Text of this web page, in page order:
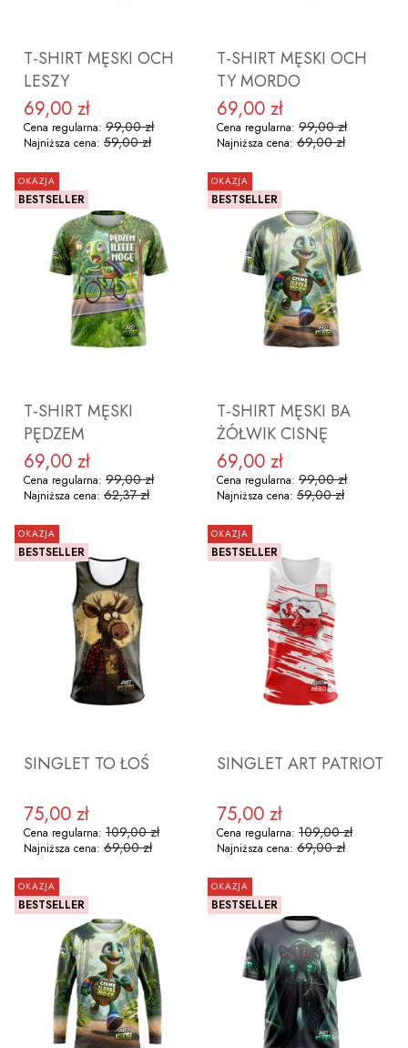
T-SHIRT MĘSKI OCH
LESZY
Cena promocyjna
69,00 zł
Cena regularna: 99,00 zł
Najniższa cena: 59,00 zł
ZOBACZ PRODUKT
T-SHIRT MĘSKI OCH
TY MORDO
Cena promocyjna
69,00 zł
Cena regularna: 99,00 zł
Najniższa cena: 69,00 zł
ZOBACZ PRODUKT
OKAZJA
BESTSELLER
T-SHIRT MĘSKI
PĘDZEM
Cena promocyjna
69,00 zł
Cena regularna: 99,00 zł
Najniższa cena: 62,37 zł
ZOBACZ PRODUKT
OKAZJA
BESTSELLER
T-SHIRT MĘSKI BA
ŻÓŁWIK CISNĘ
Cena promocyjna
69,00 zł
Cena regularna: 99,00 zł
Najniższa cena: 59,00 zł
ZOBACZ PRODUKT
OKAZJA
BESTSELLER
SINGLET TO ŁOŚ
Cena promocyjna
75,00 zł
Cena regularna: 109,00 zł
Najniższa cena: 69,00 zł
ZOBACZ PRODUKT
OKAZJA
BESTSELLER
SINGLET ART PATRIOT
Cena promocyjna
75,00 zł
Cena regularna: 109,00 zł
Najniższa cena: 69,00 zł
ZOBACZ PRODUKT
OKAZJA
BESTSELLER
OKAZJA
BESTSELLER